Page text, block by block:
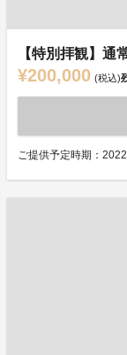
【特別拝観】通
¥200,000 (税込)
ご提供予定時期：